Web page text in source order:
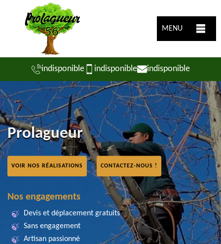
MENU
indisponible indisponible indisponible
Prolagueur
VOIR NOS RÉALISATIONS CONTACTEZ-NOUS !
Nos engagements
Devis et déplacement gratuits
Sans engagement
Artisan passionné